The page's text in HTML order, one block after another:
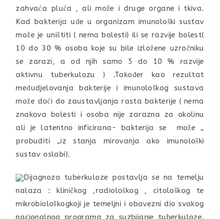
zahvaća pluća , ali može i druge organe i tkiva.
Kad bakterija uđe u organizam imunološki sustav
može je uništiti ( nema bolesti) ili se razvije bolest(
10 do 30 % osoba koje su bile izložene uzročniku
se zarazi, a od njih samo 5 do 10 % razvije
aktivnu tuberkulozu ) .Također kao rezultat
međudjelovanja bakterije i imunološkog sustava
može doći do zaustavljanja rasta bakterije ( nema
znakova bolesti i osoba nije zarazna za okolinu
ali je latentno inficirana- bakterija se može „
probuditi „iz stanja mirovanja ako imunološki
sustav oslabi).
Dijagnoza tuberkuloze postavlja se na temelju
nalaza : kliničkog ,radiološkog , citološkog te
mikrobiološkogkoji je temeljni i obavezni dio svakog
nacionalnog programa za suzbijanje tuberkuloze.